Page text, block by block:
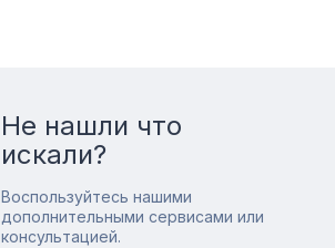
Не нашли что
искали?
Воспользуйтесь нашими
дополнительными сервисами или
консультацией.